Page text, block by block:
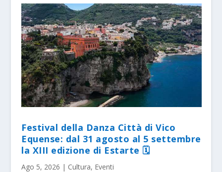
Festival della Danza Città di Vico
Equense: dal 31 agosto al 5 settembre
la XIII edizione di Estarte 🗓
Ago 5, 2026 | Cultura, Eventi